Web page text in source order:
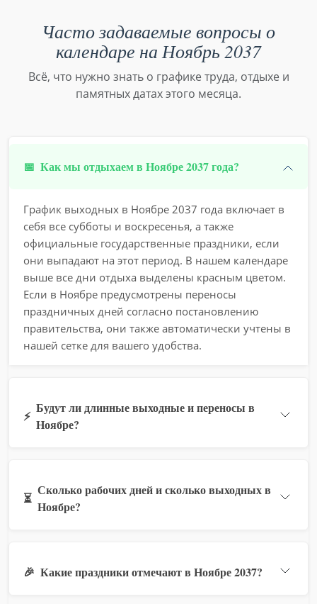
Часто задаваемые вопросы о
календаре на Ноябрь 2037
Всё, что нужно знать о графике труда, отдыхе и
памятных датах этого месяца.
📅 Как мы отдыхаем в Ноябре 2037 года?
График выходных в Ноябре 2037 года включает в
себя все субботы и воскресенья, а также
официальные государственные праздники, если
они выпадают на этот период. В нашем календаре
выше все дни отдыха выделены красным цветом.
Если в Ноябре предусмотрены переносы
праздничных дней согласно постановлению
правительства, они также автоматически учтены в
нашей сетке для вашего удобства.
⚡
Будут ли длинные выходные и переносы в
Ноябре?
⏳
Сколько рабочих дней и сколько выходных в
Ноябре?
🎉 Какие праздники отмечают в Ноябре 2037?